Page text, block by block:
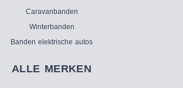
Caravanbanden
Winterbanden
Banden elektrische autos
ALLE MERKEN